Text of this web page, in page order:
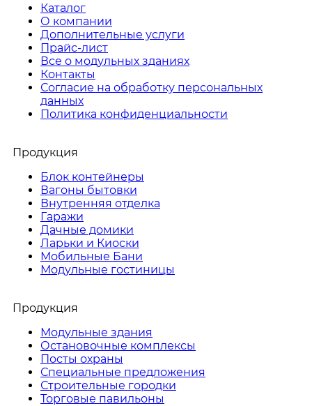
Каталог
О компании
Дополнительные услуги
Прайс-лист
Все о модульных зданиях
Контакты
Согласие на обработку персональных
данных
Политика конфиденциальности
Продукция
Блок контейнеры
Вагоны бытовки
Внутренняя отделка
Гаражи
Дачные домики
Ларьки и Киоски
Мобильные Бани
Модульные гостиницы
Продукция
Модульные здания
Остановочные комплексы
Посты охраны
Специальные предложения
Строительные городки
Торговые павильоны